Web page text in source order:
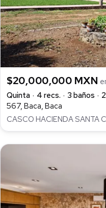
$20,000,000 MXN
Quinta
4 recs. 3 baños
567, Baca, Baca
CASCO HACIENDA SANTA